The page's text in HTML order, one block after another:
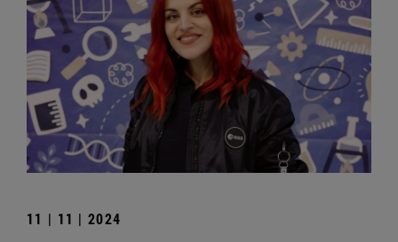
11 | 11 | 2024